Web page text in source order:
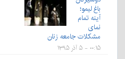
باغ لیمو؛
آینه تمام
نمای
مشکلات جامعه زنان
۰۰:۱۵ - ۵ آذر ۱۳۹۵